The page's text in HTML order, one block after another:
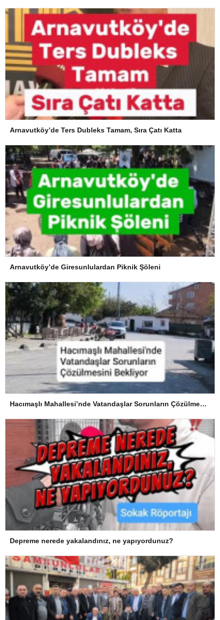
Arnavutköy’de Ters Dubleks Tamam, Sıra Çatı Katta
Arnavutköy’de Giresunlulardan Piknik Şöleni
Hacımaşlı Mahallesi’nde Vatandaşlar Sorunların Çözülmesini Bekliyor
Depreme nerede yakalandınız, ne yapıyordunuz?